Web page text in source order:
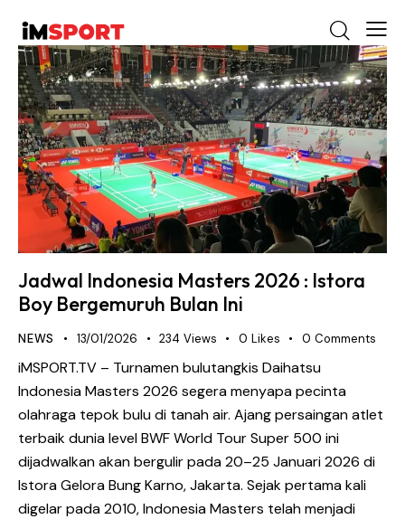
Jadwal Indonesia Masters 2026 : Istora
Boy Bergemuruh Bulan Ini
NEWS 13/01/2026 234 Views 0 Likes 0 Comments
iMSPORT.TV – Turnamen bulutangkis Daihatsu
Indonesia Masters 2026 segera menyapa pecinta
olahraga tepok bulu di tanah air. Ajang persaingan atlet
terbaik dunia level BWF World Tour Super 500 ini
dijadwalkan akan bergulir pada 20–25 Januari 2026 di
Istora Gelora Bung Karno, Jakarta. Sejak pertama kali
digelar pada 2010, Indonesia Masters telah menjadi